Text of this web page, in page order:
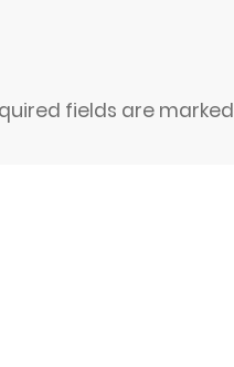
fields are marked